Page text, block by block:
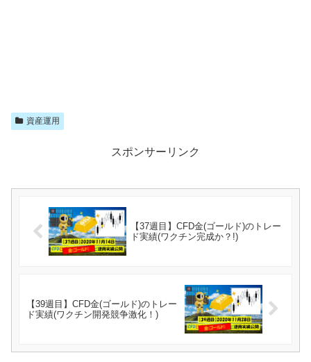
資産運用
スポンサーリンク
【37週目】CFD金(ゴールド)のトレー
ド実績(ワクチン完成か？!)
【39週目】CFD金(ゴールド)のトレー
ド実績(ワクチン開発競争激化！)